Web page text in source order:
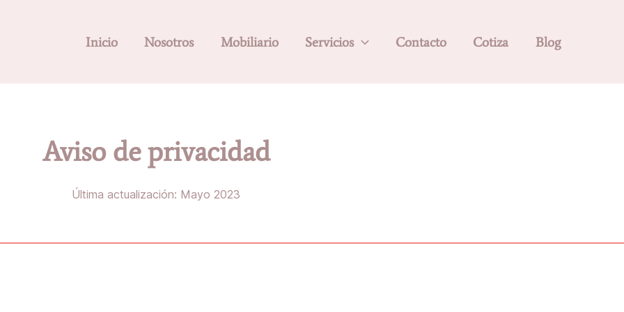
Inicio Nosotros Mobiliario Servicios Contacto Cotiza Blog
Aviso de privacidad
Última actualización: Mayo 2023